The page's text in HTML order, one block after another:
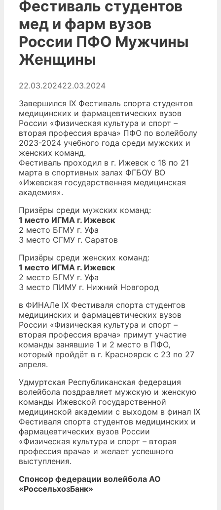
Фестиваль студентов
мед и фарм вузов
России ПФО Мужчины
Женщины
22.03.202422.03.2024
Завершился IX Фестиваль спорта студентов
медицинских и фармацевтических вузов
России «Физическая культура и спорт –
вторая профессия врача» ПФО по волейболу
2023-2024 учебного года среди мужских и
женских команд.
Фестиваль проходил в г. Ижевск с 18 по 21
марта в спортивных залах ФГБОУ ВО
«Ижевская государственная медицинская
академия».
Призёры среди мужских команд:
1 место ИГМА г. Ижевск
2 место БГМУ г. Уфа
3 место СГМУ г. Саратов
Призёры среди женских команд:
1 место ИГМА г. Ижевск
2 место БГМУ г. Уфа
3 место ПИМУ г. Нижний Новгород
в ФИНАЛе IX Фестиваля спорта студентов
медицинских и фармацевтических вузов
России «Физическая культура и спорт –
вторая профессия врача» примут участие
команды занявшие 1 и 2 место в ПФО,
который пройдёт в г. Красноярск с 23 по 27
апреля.
Удмуртская Республиканская федерация
волейбола поздравляет мужскую и женскую
команды Ижевской государственной
медицинской академии с выходом в финал IX
Фестиваля спорта студентов медицинских и
фармацевтических вузов России
«Физическая культура и спорт – вторая
профессия врача» и желает успешного
выступления.
Спонсор федерации волейбола АО
«РоссельхозБанк»